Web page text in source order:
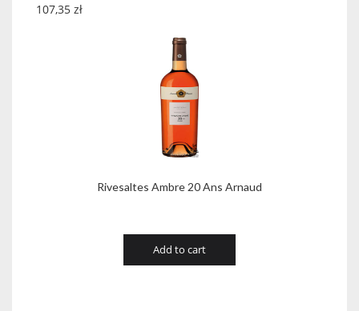
Rivesaltes Ambre 20 Ans Arnaud
107,35 zł
Add to cart